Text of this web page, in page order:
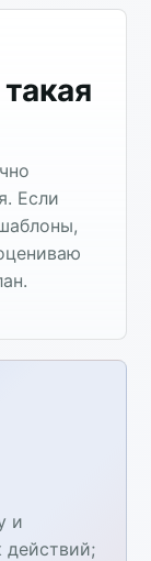
Если
и
действий;